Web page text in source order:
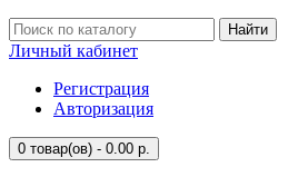
Найти
Личный кабинет
Регистрация
Авторизация
0 товар(ов) - 0.00 р.